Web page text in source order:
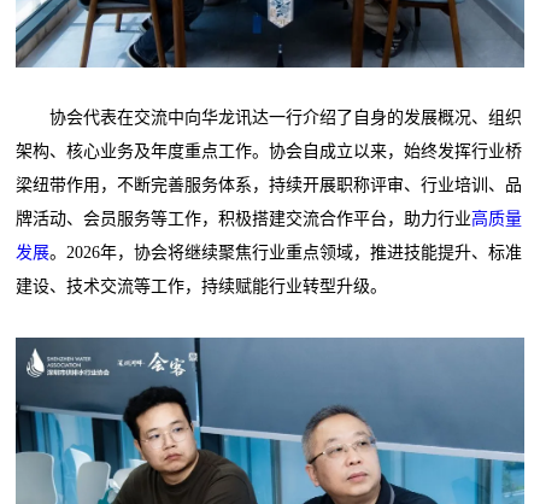
协会代表在交流中向华龙讯达一行介绍了自身的发展概况、组织
架构、核心业务及年度重点工作。协会自成立以来，始终发挥行业桥
梁纽带作用，不断完善服务体系，持续开展职称评审、行业培训、品
牌活动、会员服务等工作，积极搭建交流合作平台，助力行业高质量
发展。2026年，协会将继续聚焦行业重点领域，推进技能提升、标准
建设、技术交流等工作，持续赋能行业转型升级。